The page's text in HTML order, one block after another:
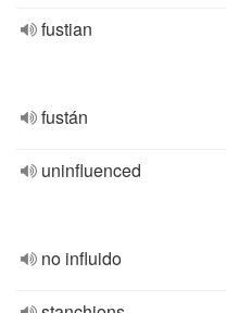
fustian
fustán
uninfluenced
no influido